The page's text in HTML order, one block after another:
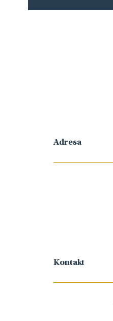
Adresa
Kontakt